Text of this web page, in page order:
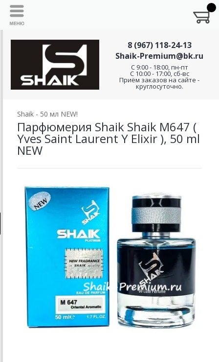
8 (967) 118-24-13
Shaik-Premium@bk.ru
C 9:00 - 18:00, пн-пт
С 10:00 - 17:00, сб-вс
Приём заказов на сайте -
круглосуточно.
Shaik - 50 мл NEW!
Парфюмерия Shaik Shaik M647 (
Yves Saint Laurent Y Elixir ), 50 ml
NEW